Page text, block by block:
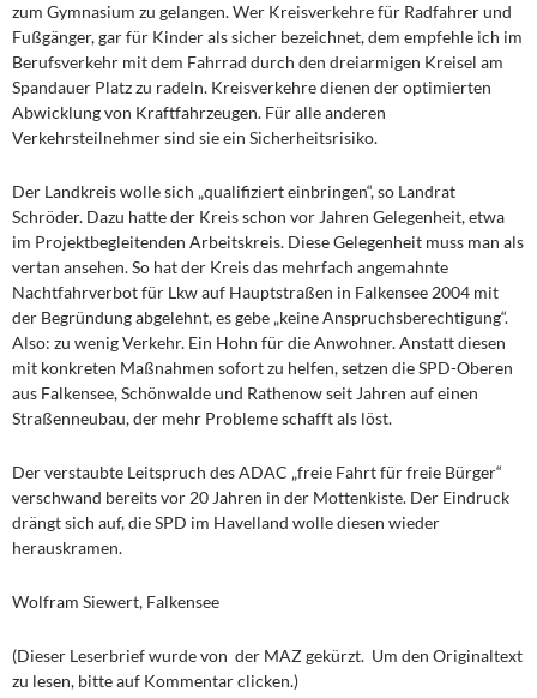
zum Gymnasium zu gelangen. Wer Kreisverkehre für Radfahrer und
Fußgänger, gar für Kinder als sicher bezeichnet, dem empfehle ich im
Berufsverkehr mit dem Fahrrad durch den dreiarmigen Kreisel am
Spandauer Platz zu radeln. Kreisverkehre dienen der optimierten
Abwicklung von Kraftfahrzeugen. Für alle anderen
Verkehrsteilnehmer sind sie ein Sicherheitsrisiko.
Der Landkreis wolle sich „qualifiziert einbringen“, so Landrat
Schröder. Dazu hatte der Kreis schon vor Jahren Gelegenheit, etwa
im Projektbegleitenden Arbeitskreis. Diese Gelegenheit muss man als
vertan ansehen. So hat der Kreis das mehrfach angemahnte
Nachtfahrverbot für Lkw auf Hauptstraßen in Falkensee 2004 mit
der Begründung abgelehnt, es gebe „keine Anspruchsberechtigung“.
Also: zu wenig Verkehr. Ein Hohn für die Anwohner. Anstatt diesen
mit konkreten Maßnahmen sofort zu helfen, setzen die SPD-Oberen
aus Falkensee, Schönwalde und Rathenow seit Jahren auf einen
Straßenneubau, der mehr Probleme schafft als löst.
Der verstaubte Leitspruch des ADAC „freie Fahrt für freie Bürger“
verschwand bereits vor 20 Jahren in der Mottenkiste. Der Eindruck
drängt sich auf, die SPD im Havelland wolle diesen wieder
herauskramen.
Wolfram Siewert, Falkensee
(Dieser Leserbrief wurde von der MAZ gekürzt. Um den Originaltext
zu lesen, bitte auf Kommentar clicken.)